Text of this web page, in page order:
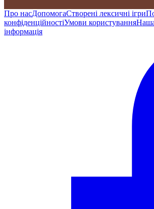
Про насДопомогаСтворені лексичні ігри
конфіденційностіУмови користування
інформація